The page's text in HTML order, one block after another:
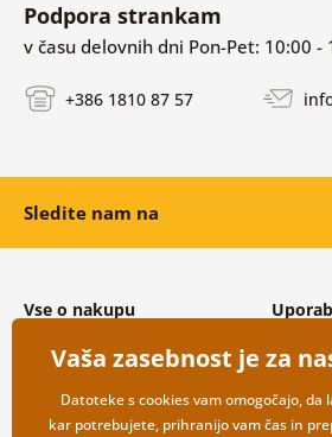
Podpora strankam
v času delovnih dni Pon-Pet: 10:00 -
+386 1810 87 57
Sledite nam na
Vse o nakupu
Splošni in reklamacijski pogoji
Varovanje osebnih podatkov
Možnosti dostave in plačila
Vračilo blaga
Kontakti
Vaša zasebnost je za
Datoteke s cookies vam omogočajo,
kar potrebujete, prihranijo vam čas in